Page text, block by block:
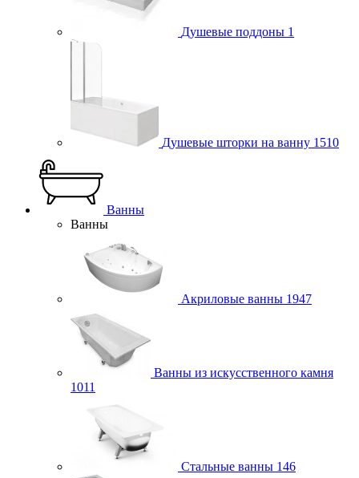
Душевые поддоны 1
Душевые шторки на ванну 1510
Ванны
Ванны
Акриловые ванны 1947
Ванны из искусственного камня
1011
Стальные ванны 146